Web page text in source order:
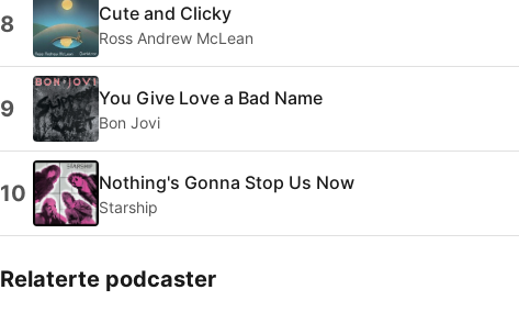
8 Cute and Clicky
Ross Andrew McLean
9 You Give Love a Bad Name
Bon Jovi
10 Nothing's Gonna Stop Us Now
Starship
Relaterte podcaster